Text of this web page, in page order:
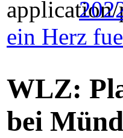
ein Herz
WLZ:
bei